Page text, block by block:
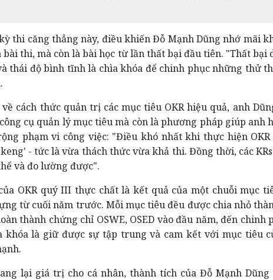
thi căng thẳng này, điều khiến Đỗ Mạnh Dũng nhớ mãi
bài thi, mà còn là bài học từ lần thất bại đầu tiên. "Thất bại
thái độ bình tĩnh là chìa khóa để chinh phục những thử
cách thức quản trị các mục tiêu OKR hiệu quả, anh
cụ quản lý mục tiêu mà còn là phương pháp giúp anh
phạm vi công việc: "Điều khó nhất khi thực hiện
- tức là vừa thách thức vừa khả thi. Đồng thời, các
và đo lường được".
OKR quý III thực chất là kết quả của một chuỗi mục
từ cuối năm trước. Mỗi mục tiêu đều được chia nhỏ
thành chứng chỉ OSWE, OSED vào đầu năm, đến chinh
khóa là giữ được sự tập trung và cam kết với mục tiêu
lại giá trị cho cá nhân, thành tích của Đỗ Mạnh Dũng